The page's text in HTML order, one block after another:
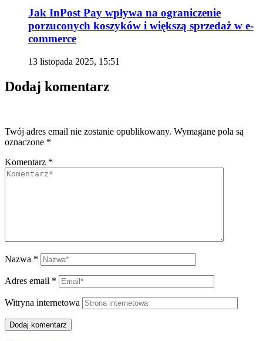
Jak InPost Pay wpływa na ograniczenie
porzuconych koszyków i większą sprzedaż w e-
commerce
13 listopada 2025, 15:51
Dodaj komentarz
Twój adres email nie zostanie opublikowany. Wymagane pola są
oznaczone *
Komentarz *
Nazwa *
Adres email *
Witryna internetowa